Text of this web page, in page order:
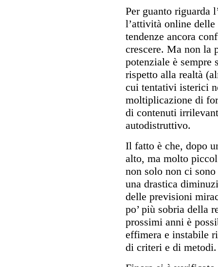
Per guanto riguarda
l’attività online
tendenze ancora
crescere. Ma non la
potenziale è sempre
rispetto alla realtà
cui tentativi isterici
moltiplicazione di
di contenuti
autodistruttivo.
Il fatto è che, dopo
alto, ma molto
non solo non ci
una drastica
delle previsioni
po’ più sobria della
prossimi anni è
effimera e instabile
di criteri e di metodi.